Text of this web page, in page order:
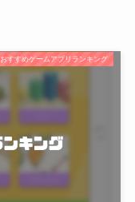
おすすめゲームアプリランキング